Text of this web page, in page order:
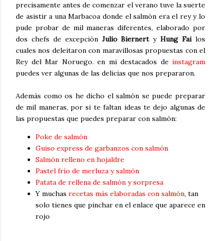
precisamente antes de comenzar el verano tuve la suerte
de asistir a una Marbacoa donde el salmón era el rey y lo
pude probar de mil maneras diferentes, elaborado por
dos chefs de excepción Julio BiernertyHung Failos
cuales nos deleitaron con maravillosas propuestas con el
Rey del Mar Noruego. en mi destacados de instagram
puedes ver algunas de las delicias que nos prepararon.
Además como os he dicho el salmón se puede preparar
de mil maneras, por si te faltan ideas te dejo algunas de
las propuestas que puedes preparar con salmón:
Poke de salmón
Guiso express de garbanzos con salmón
Salmón relleno en hojaldre
Pastel frío de merluza y salmón
Patata de rellena de salmón y sorpresa
Y muchas recetas más elaboradas con salmón, tan
solo tienes que pinchar en el enlace que aparece en
rojo